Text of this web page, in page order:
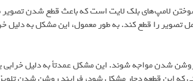
لامپ‌های بلک لایت است که باعث قطع شدن
تصویر را قطع کند. به طور معمول، این مشکل به دلیل
شدن مواجه شوند. این مشکل عمدتاً به دلیل